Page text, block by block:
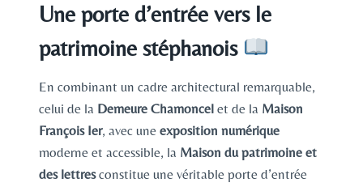
Une porte d’entrée vers le
patrimoine stéphanois
En combinant un cadre architectural remarquable,
celui de la Demeure Chamoncel et de la Maison
François Ier, avec une exposition numérique
moderne et accessible, la Maison du patrimoine et
des lettresconstitue une véritable porte d’entrée